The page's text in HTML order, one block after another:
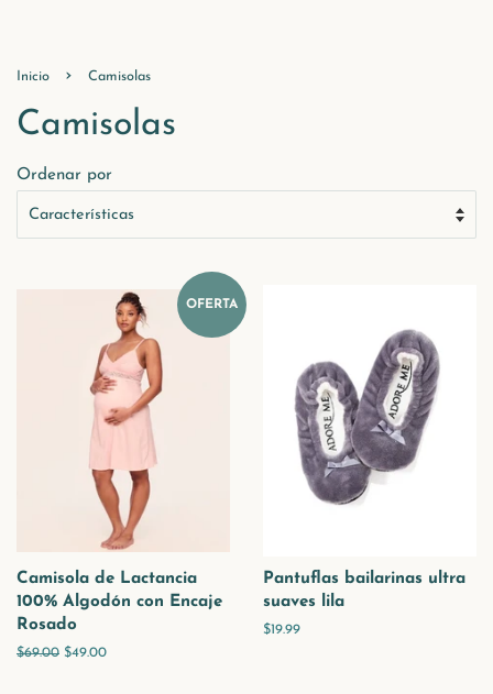
Inicio › Camisolas
Camisolas
Ordenar por
OFERTA
Camisola de Lactancia
100% Algodón con Encaje
Rosado
Precio
$69.00 Precio
$49.00
Pantuflas bailarinas ultra
suaves lila
Precio
$19.99